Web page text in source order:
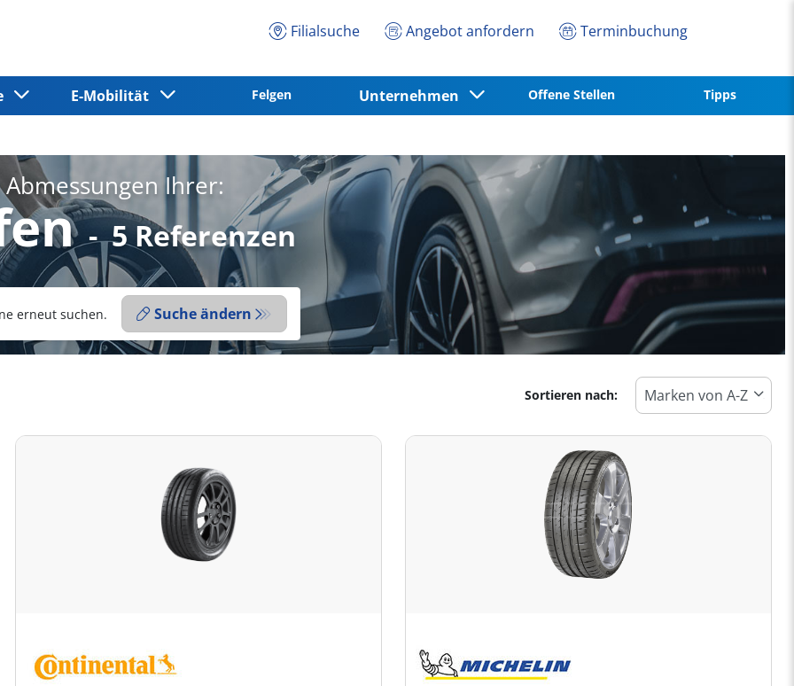
Filialsuche Angebot anfordern Terminbuchung
E-Mobilität Felgen Unternehmen Offene Stellen Tipps
Ihrer:
- 5 Referenzen
erneut suchen. Suche ändern
Sortieren nach: